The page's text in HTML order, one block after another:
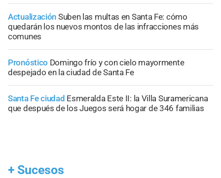
Actualización Suben las multas en Santa Fe: cómo
quedarán los nuevos montos de las infracciones más
comunes
Pronóstico Domingo frío y con cielo mayormente
despejado en la ciudad de Santa Fe
Santa Fe ciudad Esmeralda Este II: la Villa Suramericana
que después de los Juegos será hogar de 346 familias
+ Sucesos